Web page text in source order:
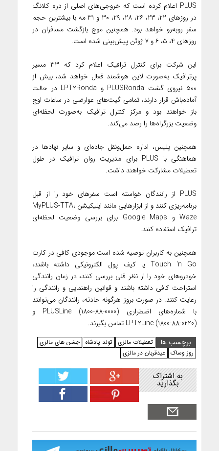
PLUS اعلام کرده است که خروجی‌های اصلی از دره کلانگ
در روزهای ۲۲، ۲۳، ۲۶، ۲۸، ۲۹، ۳۰ و ۳۱ مه با بیشترین حجم
سفر روبه‌رو خواهد بود. همچنین موج بازگشت مسافران در
روزهای ۴، ۵، ۶ و ۷ ژوئن پیش‌بینی شده است.
این شرکت برای کنترل ترافیک اعلام کرد که ۳۳ مسیر
پرترافیک به‌صورت لاین هوشمند فعال خواهد شد، بیش از
۵۰۰ نیروی گشت PLUSRonda و LPT2Ronda در حالت
آماده‌باش قرار دارند، تمامی گیت‌های عوارضی در ساعات اوج
باز خواهند بود و مرکز کنترل ترافیک به‌صورت لحظه‌ای
وضعیت بزرگراه‌ها را رصد می‌کند.
همچنین پلیس، اداره حمل‌ونقل جاده‌ای و سایر نهادها در
هماهنگی با PLUS برای مدیریت روان ترافیک در طول
تعطیلات مشارکت خواهند داشت.
PLUS از رانندگان خواسته است سفرهای خود را از قبل
برنامه‌ریزی کنند و از ابزارهایی مانند اپلیکیشن MyPLUS-TTA،
Waze و Google Maps برای بررسی وضعیت لحظه‌ای
ترافیک استفاده کنند.
همچنین به کاربران توصیه شده است موجودی کافی در کارت
Touch ‘n Go یا کیف پول الکترونیکی داشته باشند،
خودروهای خود را از نظر فنی بررسی کنند، در زمان رانندگی
استراحت کافی داشته باشند و قوانین راهنمایی و رانندگی را
رعایت کنند. در صورت بروز هرگونه حادثه، رانندگان می‌توانند
با شماره‌های اضطراری PLUSLine (1800-88-0000) و
LPT2Line (1800-88-0220) تماس بگیرند.
برچسب ها
تعطیلات مالزی تولد پادشاه
جشن های مالزی
روز وساک عیدقربان در مالزی
به اشتراک
بگذارید